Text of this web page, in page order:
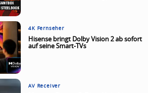
4K Fernseher
Hisense bringt Dolby Vision 2 ab sofort
auf seine Smart-TVs
AV Receiver